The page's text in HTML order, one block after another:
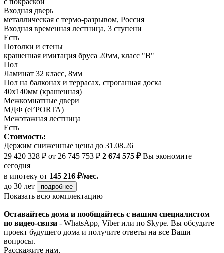
Входная дверь
металлическая с термо-разрывом, Россия
Входная временная лестница, 3 ступени
Есть
Потолки и стены
крашенная имитация бруса 20мм, класс "В"
Пол
Ламинат 32 класс, 8мм
Пол на балконах и террасах, строганная доска
40х140мм (крашенная)
Межкомнатные двери
МДФ (el’PORTA)
Межэтажная лестница
Есть
Стоимость:
Держим сниженные цены до 31.08.26
29 420 328 ₽ от 26 745 753 ₽ 2 674 575 ₽Вы экономите
сегодня
в ипотеку от 145 216 ₽/мес.
до 30 лет
подробнее
Показать всю комплектацию
Оставайтесь дома и пообщайтесь с нашим специалистом
по видео-связи - WhatsApp, Viber или по Skype. Вы обсудите
проект будущего дома и получите ответы на все Ваши
вопросы.
Расскажите нам,